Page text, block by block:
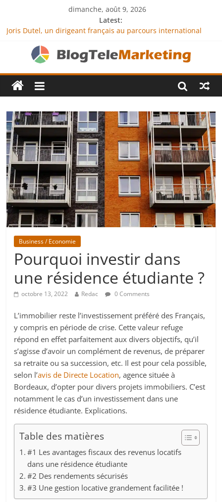
dimanche, août 9, 2026
Latest:
Joris Dutel, un dirigeant français au parcours international
Agria Assurance Animaux : comment l’entreprise se
démarque-t-elle de la concurrence ?
JCA Academy : l’excellence au service de l’indépendance
financière
Denis Bouclon : la diplomatie éducative comme moteur de
Next Terra International : des solutions logistiques au service
du commerce international
Business / Economie
Pourquoi investir dans
une résidence étudiante ?
octobre 13, 2022 Redac 0 Comments
L’immobilier reste l’investissement préféré des Français,
y compris en période de crise. Cette valeur refuge
répond en effet parfaitement aux divers objectifs, qu’il
s’agisse d’avoir un complément de revenus, de préparer
sa retraite ou sa succession, etc. Il est pour cela possible,
selon l’avis de Directe Location, agence située à
Bordeaux, d’opter pour divers projets immobiliers. C’est
notamment le cas d’un investissement dans une
résidence étudiante. Explications.
Table des matières
#1 Les avantages fiscaux des revenus locatifs
dans une résidence étudiante
#2 Des rendements sécurisés
#3 Une gestion locative grandement facilitée !